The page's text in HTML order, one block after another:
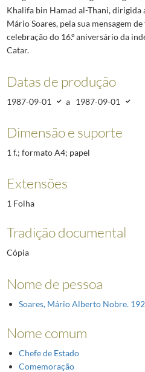
Khalifa bin Hamad al-Thani, dirigida
Mário Soares, pela sua mensagem
celebração do 16.º aniversário da
Catar.
Datas de produção
1987-09-01 a 1987-09-01
Dimensão e suporte
1 f.; formato A4; papel
Extensões
1 Folha
Tradição documental
Cópia
Nome de pessoa
Soares, Mário Alberto Nobre.
Nome comum
Chefe de Estado
Comemoração